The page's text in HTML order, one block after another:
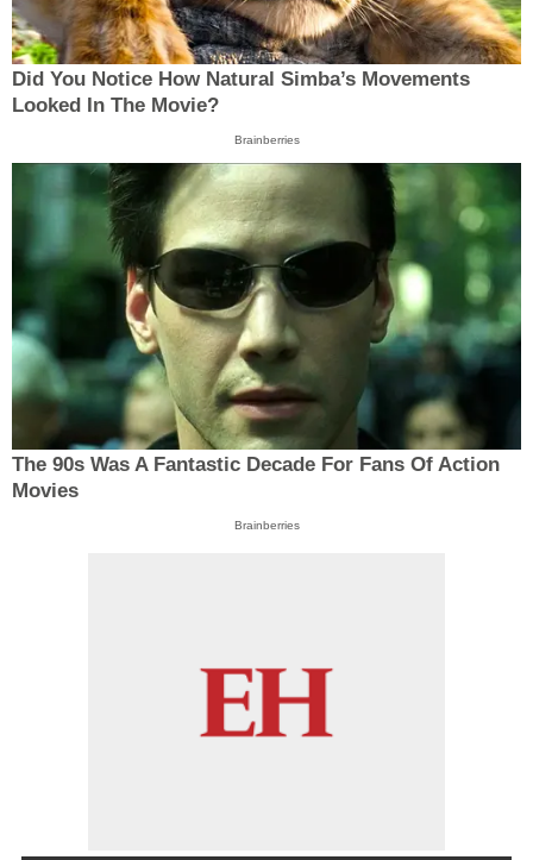
Did You Notice How Natural Simba’s Movements
Looked In The Movie?
Brainberries
The 90s Was A Fantastic Decade For Fans Of Action
Movies
Brainberries